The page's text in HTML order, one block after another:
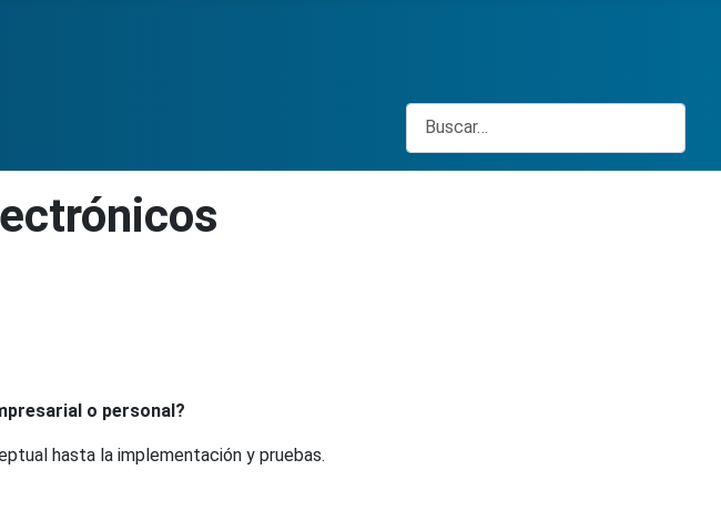
Buscar
o personal?
hasta la implementación y pruebas.